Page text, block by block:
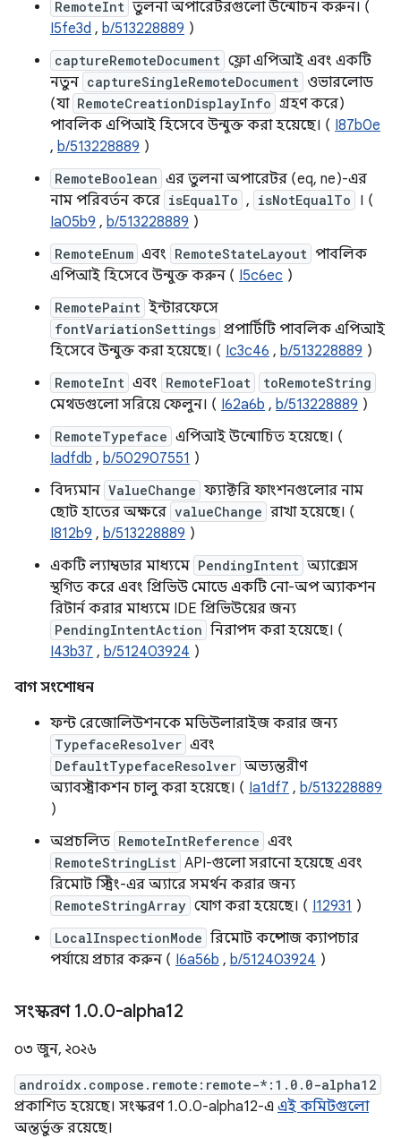
RemoteInt তুলনা অপারেটরগুলো উন্মোচন করুন। (
I5fe3d , b/513228889 )
captureRemoteDocument ফ্লো এপিআই এবং একটি
নতুন captureSingleRemoteDocument ওভারলোড
(যা RemoteCreationDisplayInfo গ্রহণ করে)
পাবলিক এপিআই হিসেবে উন্মুক্ত করা হয়েছে। ( I87b0e
, b/513228889 )
RemoteBoolean এর তুলনা অপারেটর (eq, ne)-এর
নাম পরিবর্তন করে isEqualTo , isNotEqualTo
। (
Ia05b9 , b/513228889 )
RemoteEnum এবং RemoteStateLayout পাবলিক
এপিআই হিসেবে উন্মুক্ত করুন ( I5c6ec )
RemotePaint ইন্টারফেসে
fontVariationSettings প্রপার্টিটি পাবলিক এপিআই
হিসেবে উন্মুক্ত করা হয়েছে। ( Ic3c46 , b/513228889 )
RemoteInt এবং RemoteFloat toRemoteString
মেথডগুলো সরিয়ে ফেলুন। ( I62a6b , b/513228889 )
RemoteTypeface এপিআই উন্মোচিত হয়েছে। (
Iadfdb , b/502907551 )
বিদ্যমান ValueChange ফ্যাক্টরি ফাংশনগুলোর নাম
ছোট হাতের অক্ষরে valueChange রাখা হয়েছে। (
I812b9 , b/513228889 )
একটি ল্যাম্বডার মাধ্যমে PendingIntent অ্যাক্সেস
স্থগিত করে এবং প্রিভিউ মোডে একটি নো-অপ অ্যাকশন
রিটার্ন করার মাধ্যমে IDE প্রিভিউয়ের জন্য
PendingIntentAction নিরাপদ করা হয়েছে। (
I43b37 , b/512403924 )
বাগ সংশোধন
ফন্ট রেজোলিউশনকে মডিউলারাইজ করার জন্য
TypefaceResolver এবং
DefaultTypefaceResolver অভ্যন্তরীণ
অ্যাবস্ট্রাকশন চালু করা হয়েছে। ( Ia1df7 , b/513228889
)
অপ্রচলিত RemoteIntReference এবং
RemoteStringList API-গুলো সরানো হয়েছে এবং
রিমোট স্ট্রিং-এর অ্যারে সমর্থন করার জন্য
RemoteStringArray যোগ করা হয়েছে। ( I12931 )
LocalInspectionMode রিমোট কম্পোজ ক্যাপচার
পর্যায়ে প্রচার করুন ( I6a56b , b/512403924 )
সংস্করণ 1.0.0-alpha12
০৩ জুন, ২০২৬
androidx.compose.remote:remote-*:1.0.0-alpha12
প্রকাশিত হয়েছে। সংস্করণ 1.0.0-alpha12-এ এই কমিটগুলো
অন্তর্ভুক্ত রয়েছে।